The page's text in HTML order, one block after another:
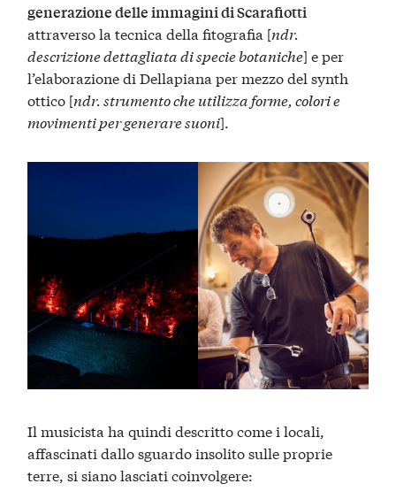
generazione delle immagini di Scarafiotti
attraverso la tecnica della fitografia [ndr.
descrizione dettagliata di specie botaniche] e per
l’elaborazione di Dellapiana per mezzo del synth
ottico [ndr. strumento che utilizza forme, colori e
movimenti per generare suoni].
Il musicista ha quindi descritto come i locali,
affascinati dallo sguardo insolito sulle proprie
terre, si siano lasciati coinvolgere: